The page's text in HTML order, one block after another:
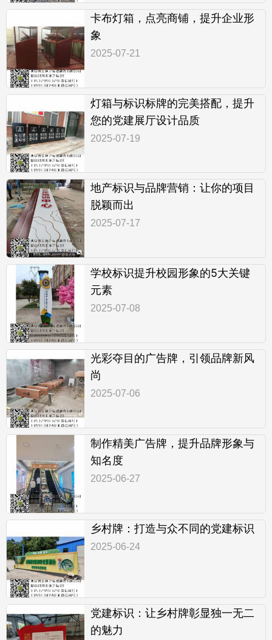
卡布灯箱，点亮商铺，提升企业形
象
2025-07-21
灯箱与标识标牌的完美搭配，提升
您的党建展厅设计品质
2025-07-19
地产标识与品牌营销：让你的项目
脱颖而出
2025-07-17
学校标识提升校园形象的5大关键
元素
2025-07-08
光彩夺目的广告牌，引领品牌新风
尚
2025-07-06
制作精美广告牌，提升品牌形象与
知名度
2025-06-27
乡村牌：打造与众不同的党建标识
2025-06-24
党建标识：让乡村牌彰显独一无二
的魅力